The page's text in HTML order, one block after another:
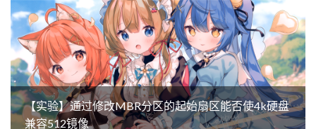
【实验】通过修改MBR分区的起始扇区能否使4k硬盘
兼容512镜像